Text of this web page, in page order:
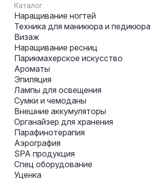
Каталог
Наращивание ногтей
Техника для маникюра и педикюра
Визаж
Наращивание ресниц
Парикмахерское искусство
Ароматы
Эпиляция
Лампы для освещения
Сумки и чемоданы
Внешние аккумуляторы
Органайзер для хранения
Парафинотерапия
Аэрография
SPA продукция
Спец оборудование
Уценка